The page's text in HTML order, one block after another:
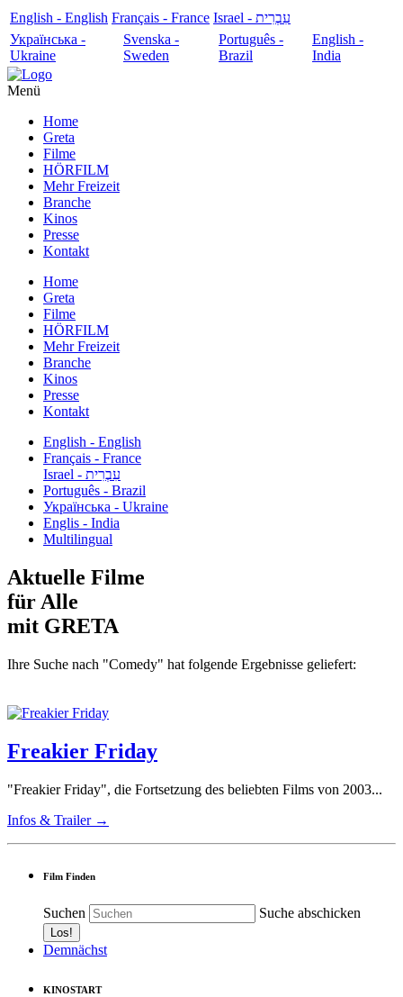
English - English Français - France
עִבְרִית - Israel
Українська -
Ukraine
Svenska -
Sweden
Português -
Brazil
English -
India
Menü
Home
Greta
Filme
HÖRFILM
Mehr Freizeit
Branche
Kinos
Presse
Kontakt
Home
Greta
Filme
HÖRFILM
Mehr Freizeit
Branche
Kinos
Presse
Kontakt
English - English
Français - France
עִבְרִית - Israel
Português - Brazil
Українська - Ukraine
Englis - India
Multilingual
Aktuelle Filme
für Alle
mit GRETA
Ihre Suche nach "Comedy" hat folgende Ergebnisse geliefert:
Freakier Friday
"Freakier Friday", die Fortsetzung des beliebten Films von 2003...
Infos & Trailer →
Film Finden
Suchen Suche abschicken
Demnächst
KINOSTART